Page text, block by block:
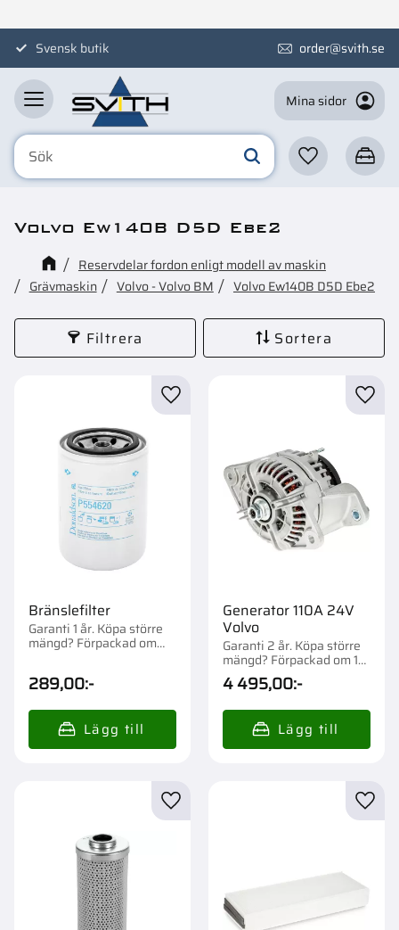
MenySvensk butik order@svith.se
Mina sidor
Favoriter
Volvo Ew140B D5D Ebe2
Reservdelar fordon enligt modell av maskin
Grävmaskin
Volvo - Volvo BM Volvo Ew140B D5D Ebe2
Filtrera Sortera
Bränslefilter
Garanti 1 år. Köpa större
mängd? Förpackad om
289,00:-
Lägg till i favoriter
Generator 110A 24V
Volvo
Garanti 2 år. Köpa större
mängd? Förpackad om 1
st.
4 495,00:-
Lägg till i favoriter